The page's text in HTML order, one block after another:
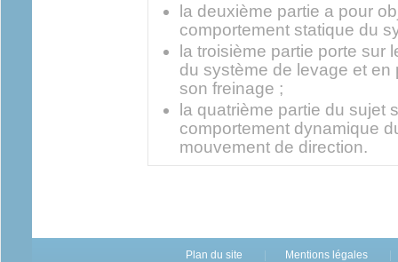
la deuxième partie a pour
comportement statique du
la troisième partie porte sur
du système de levage et en
son freinage ;
la quatrième partie du sujet
comportement dynamique
mouvement de direction.
Plan du site Mentions légales